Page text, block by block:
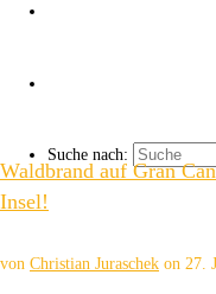
Suche nach:
Waldbrand auf Gran
Insel!
von Christian Juraschek on 27.